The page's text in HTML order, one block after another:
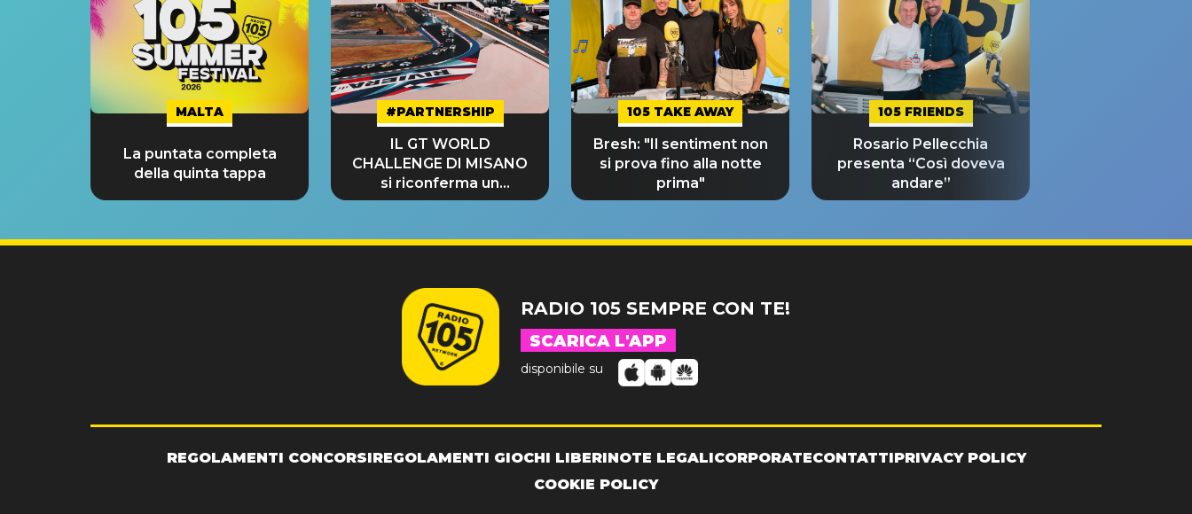
MALTA
La puntata completa
della quinta tappa
#PARTNERSHIP
IL GT WORLD
CHALLENGE DI MISANO
si riconferma un
GRANDE SUCCESSO!
105 TAKE AWAY
Bresh: "Il sentiment non
si prova fino alla notte
prima"
105 FRIENDS
Rosario Pellecchia
presenta “Così doveva
andare”
RADIO 105 SEMPRE CON TE!
SCARICA L'APP
disponibile su
REGOLAMENTI CONCORSIREGOLAMENTI GIOCHI LIBERINOTE LEGALICORPORATECONTATTIPRIVACY POLICY
COOKIE POLICY